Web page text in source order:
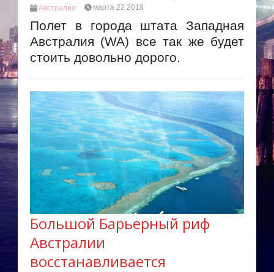
Австралия марта 22 2018
Полет в города штата Западная
Австралия (WA) все так же будет
стоить довольно дорого.
Большой Барьерный риф
Австралии
восстанавливается